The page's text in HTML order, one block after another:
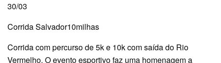
30/03
Corrida Salvador10milhas
Corrida com percurso de 5k e 10k com saída do Rio
Vermelho. O evento esportivo faz uma homenagem a